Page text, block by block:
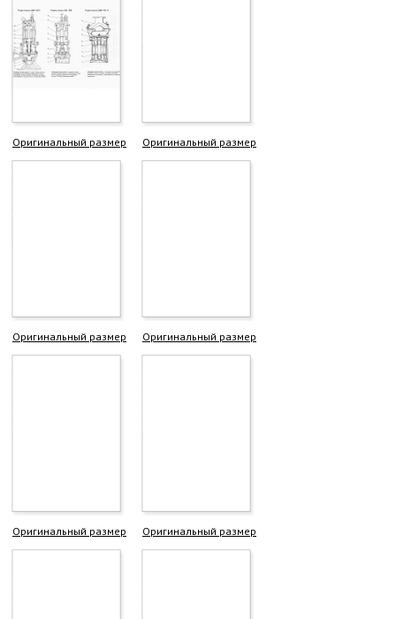
Оригинальный размер Оригинальный размер
Оригинальный размер Оригинальный размер
Оригинальный размер Оригинальный размер